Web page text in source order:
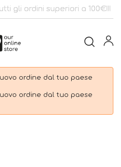
gli ordini superiori a 100€!!!
ordine dal tuo paese
ordine dal tuo paese